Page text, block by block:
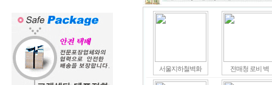
서울지하철벽화 전매청 로비 벽